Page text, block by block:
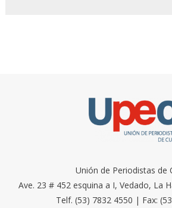
Unión de Periodistas de
Ave. 23 # 452 esquina a I, Vedado, La
Telf. (53) 7832 4550 | Fax: